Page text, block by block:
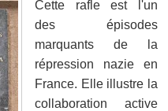
Cette rafle est l'un
des épisodes
marquants de la
répression nazie en
France. Elle illustre la
collaboration active